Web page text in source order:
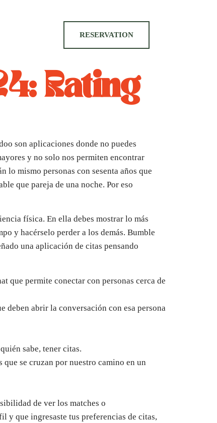
RESERVATION
Rating
son aplicaciones donde no puedes
y no solo nos permiten encontrar
lo mismo personas con sesenta años que
que pareja de una noche. Por eso
física. En ella debes mostrar lo más
y hacérselo perder a los demás. Bumble
una aplicación de citas pensando
que permite conectar con personas cerca de
deben abrir la conversación con esa persona
sabe, tener citas.
se cruzan por nuestro camino en un
de ver los matches o
y que ingresaste tus preferencias de citas,